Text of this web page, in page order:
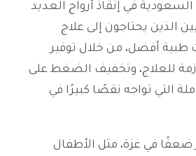
في إنقاذ أرواح العديد
الذين يحتاجون إلى علاج
طبية أفضل، من خلال توفير
للعلاج، وتخفيف الضغط على
التي تواجه نقصًا كبيرًا في
ضعفًا في غزة، مثل الأطفال